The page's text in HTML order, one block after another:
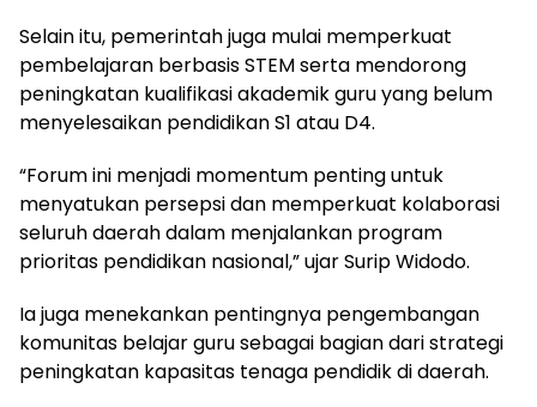
Selain itu, pemerintah juga mulai memperkuat
pembelajaran berbasis STEM serta mendorong
peningkatan kualifikasi akademik guru yang belum
menyelesaikan pendidikan S1 atau D4.
“Forum ini menjadi momentum penting untuk
menyatukan persepsi dan memperkuat kolaborasi
seluruh daerah dalam menjalankan program
prioritas pendidikan nasional,” ujar Surip Widodo.
Ia juga menekankan pentingnya pengembangan
komunitas belajar guru sebagai bagian dari strategi
peningkatan kapasitas tenaga pendidik di daerah.